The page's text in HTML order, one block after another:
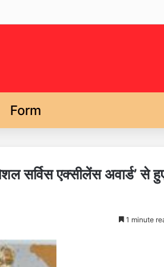
Form
सर्विस एक्सीलेंस अवार्ड’ से
1 minute